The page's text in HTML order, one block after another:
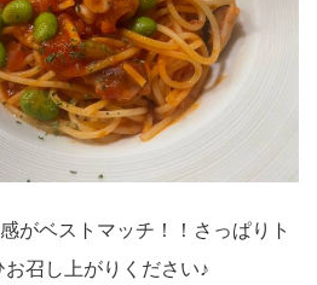
がベストマッチ！！さっぱりト
召し上がりください♪